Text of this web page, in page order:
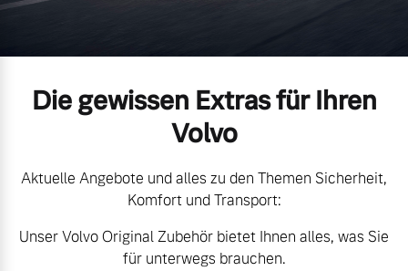
Aktuelle Zubehörangebote
Zubehörkatalog
Aktuelle Serviceangebote
Die gewissen Extras für Ihren
Volvo
Aktuelle Angebote und alles zu den Themen Sicherheit,
Komfort und Transport:
Unser Volvo Original Zubehör bietet Ihnen alles, was Sie
für unterwegs brauchen.